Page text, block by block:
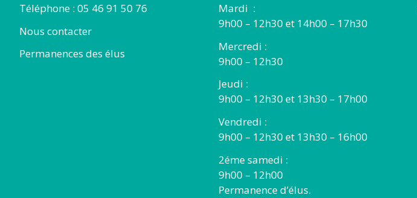
Téléphone : 05 46 91 50 76
Nous contacter
Permanences des élus
Mardi :
9h00 – 12h30 et 14h00 – 17h30
Mercredi :
9h00 – 12h30
Jeudi :
9h00 – 12h30 et 13h30 – 17h00
Vendredi :
9h00 – 12h30 et 13h30 – 16h00
2éme samedi :
9h00 – 12h00
Permanence d’élus.